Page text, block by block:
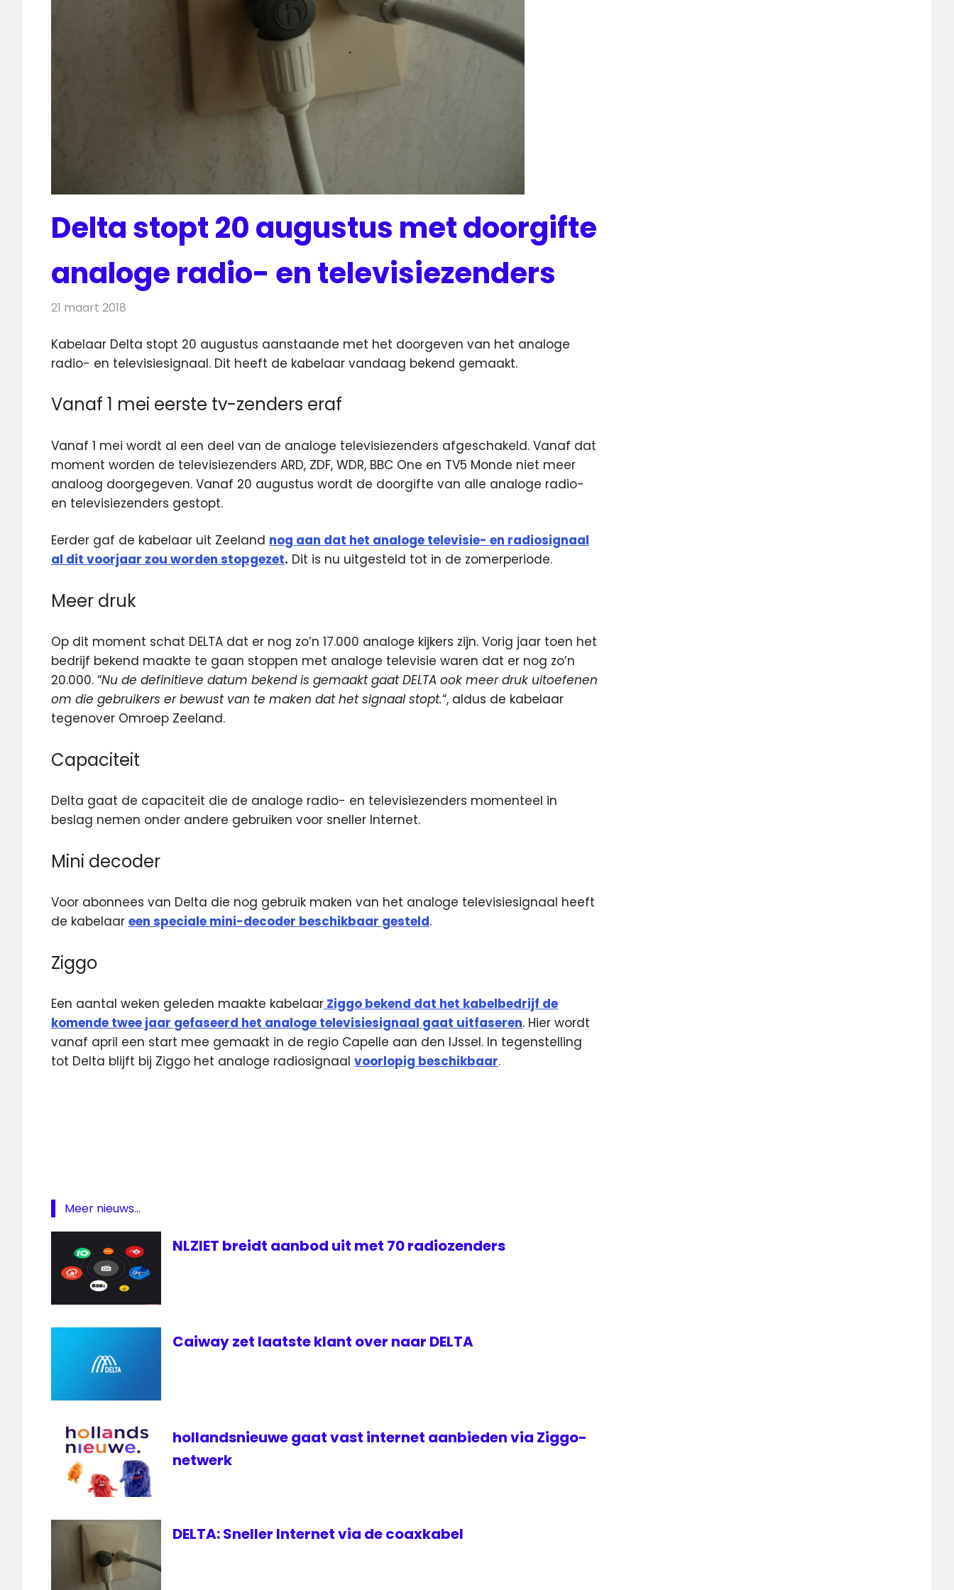
Delta stopt 20 augustus met doorgifte
analoge radio- en televisiezenders
21 maart 2018
Kabelaar Delta stopt 20 augustus aanstaande met het doorgeven van het analoge
radio- en televisiesignaal. Dit heeft de kabelaar vandaag bekend gemaakt.
Vanaf 1 mei eerste tv-zenders eraf
Vanaf 1 mei wordt al een deel van de analoge televisiezenders afgeschakeld. Vanaf dat
moment worden de televisiezenders ARD, ZDF, WDR, BBC One en TV5 Monde niet meer
analoog doorgegeven. Vanaf 20 augustus wordt de doorgifte van alle analoge radio-
en televisiezenders gestopt.
Eerder gaf de kabelaar uit Zeeland nog aan dat het analoge televisie- en radiosignaal
al dit voorjaar zou worden stopgezet. Dit is nu uitgesteld tot in de zomerperiode.
Meer druk
Op dit moment schat DELTA dat er nog zo’n 17.000 analoge kijkers zijn. Vorig jaar toen het
bedrijf bekend maakte te gaan stoppen met analoge televisie waren dat er nog zo’n
20.000. “Nu de definitieve datum bekend is gemaakt gaat DELTA ook meer druk uitoefenen
om die gebruikers er bewust van te maken dat het signaal stopt.“, aldus de kabelaar
tegenover Omroep Zeeland.
Capaciteit
Delta gaat de capaciteit die de analoge radio- en televisiezenders momenteel in
beslag nemen onder andere gebruiken voor sneller Internet.
Mini decoder
Voor abonnees van Delta die nog gebruik maken van het analoge televisiesignaal heeft
de kabelaar een speciale mini-decoder beschikbaar gesteld.
Ziggo
Een aantal weken geleden maakte kabelaar Ziggo bekend dat het kabelbedrijf de
komende twee jaar gefaseerd het analoge televisiesignaal gaat uitfaseren. Hier wordt
vanaf april een start mee gemaakt in de regio Capelle aan den IJssel. In tegenstelling
tot Delta blijft bij Ziggo het analoge radiosignaal voorlopig beschikbaar.
Radio
Zeeland
Meer nieuws...
NLZIET breidt aanbod uit met 70 radiozenders
Caiway zet laatste klant over naar DELTA
hollandsnieuwe gaat vast internet aanbieden via Ziggo-
netwerk
DELTA: Sneller Internet via de coaxkabel